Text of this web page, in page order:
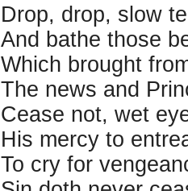
Drop, drop, slow
And bathe those
Which brought
The news and
Cease not, wet
His mercy to
To cry for